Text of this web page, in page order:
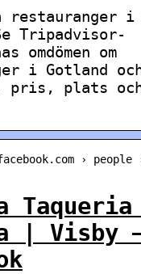
restauranger i
Tripadvisor-
omdömen om
i Gotland
pris, plats
›
Taqueria
| Visby